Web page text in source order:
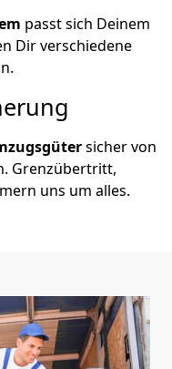
passt sich Deinem
Dir verschiedene
sicher von
Grenzübertritt,
uns um alles.